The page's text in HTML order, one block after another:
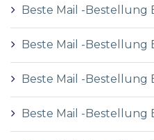
Beste Mail -Bestellung
Beste Mail -Bestellung
Beste Mail -Bestellung
Beste Mail -Bestellung